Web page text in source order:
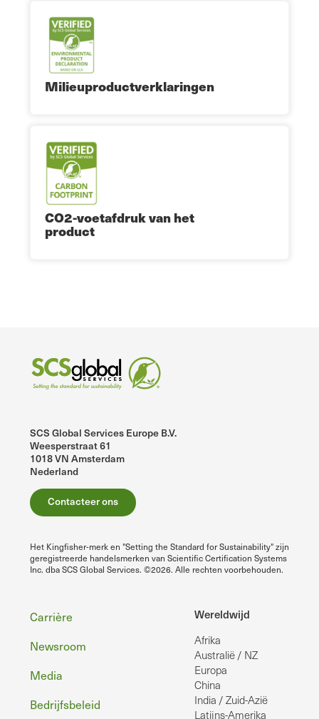
Milieuproductverklaringen
CO2-voetafdruk van het
product
SCS Global Services Europe B.V.
Weesperstraat 61
1018 VN Amsterdam
Nederland
Contacteer ons
Het Kingfisher-merk en "Setting the Standard for Sustainability" zijn
geregistreerde handelsmerken van Scientific Certification Systems
Inc. dba SCS Global Services. ©2026. Alle rechten voorbehouden.
Wereldwijd
Afrika
Australië / NZ
Europa
China
India / Zuid-Azië
Latijns-Amerika
Voettekst
Carrière
Newsroom
Media
Bedrijfsbeleid